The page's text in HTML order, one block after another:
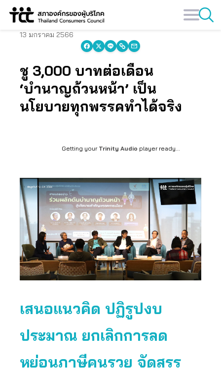
Skip
13 มกราคม 2566
ชู 3,000 บาทต่อเดือน
‘บำนาญถ้วนหน้า’ เป็น
นโยบายทุกพรรคทำได้จริง
Getting your Trinity Audio player ready...
เสนอแนวคิด ปฏิรูปงบ
ประมาณ ยกเลิกการลด
หย่อนภาษีคนรวย จัดสรร